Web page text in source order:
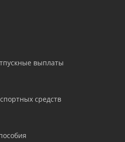
выплаты
средств